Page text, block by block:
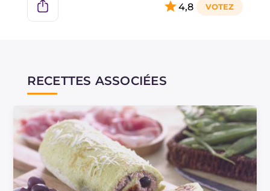
4,8
RECETTES ASSOCIÉES